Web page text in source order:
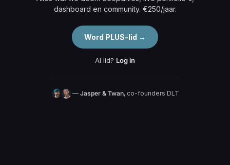
dashboard en community. €250/jaar.
Word PLUS-lid →
Al lid? Log in
— Jasper & Twan, co-founders DLT